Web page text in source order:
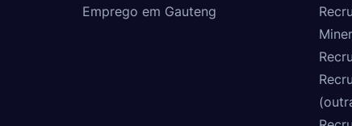
Emprego em Gauteng